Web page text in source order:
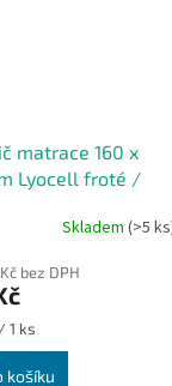
matrace 160 x
Lyocell froté /
Skladem (>5
bez DPH
1 ks
košíku